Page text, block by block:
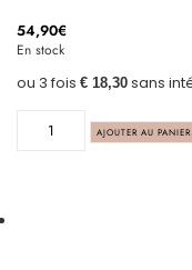
54,90€
En stock
AJOUTER AU PANIER